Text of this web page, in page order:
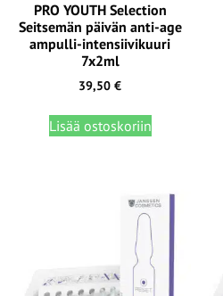
PRO YOUTH Selection
Seitsemän päivän anti-age
ampulli-intensiivikuuri
7x2ml
39,50 €
Lisää ostoskoriin